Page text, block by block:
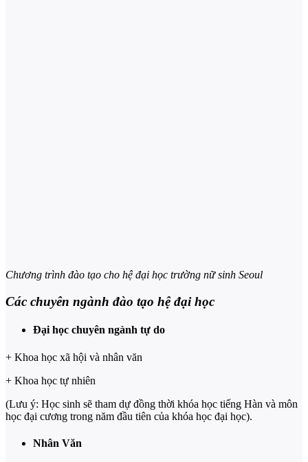
Chương trình đào tạo cho hệ đại học trường nữ sinh Seoul
Các chuyên ngành đào tạo hệ đại học
Đại học chuyên ngành tự do
+ Khoa học xã hội và nhân văn
+ Khoa học tự nhiên
(Lưu ý: Học sinh sẽ tham dự đồng thời khóa học tiếng Hàn và môn
học đại cương trong năm đầu tiên của khóa học đại học).
Nhân Văn